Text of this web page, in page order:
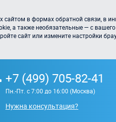
сайтом в формах обратной связи, в
а также необязательные — с вашего
сайт или измените настройки
+7 (499) 705-82-41
Пн.-Пт. с 7:00 до 16:00 (Москва)
Нужна консультация?